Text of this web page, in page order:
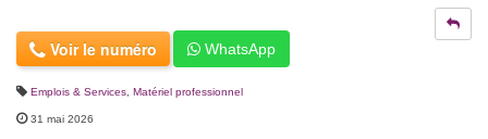
Voir le numéro WhatsApp
Emplois & Services Matériel professionnel
31 mai 2026